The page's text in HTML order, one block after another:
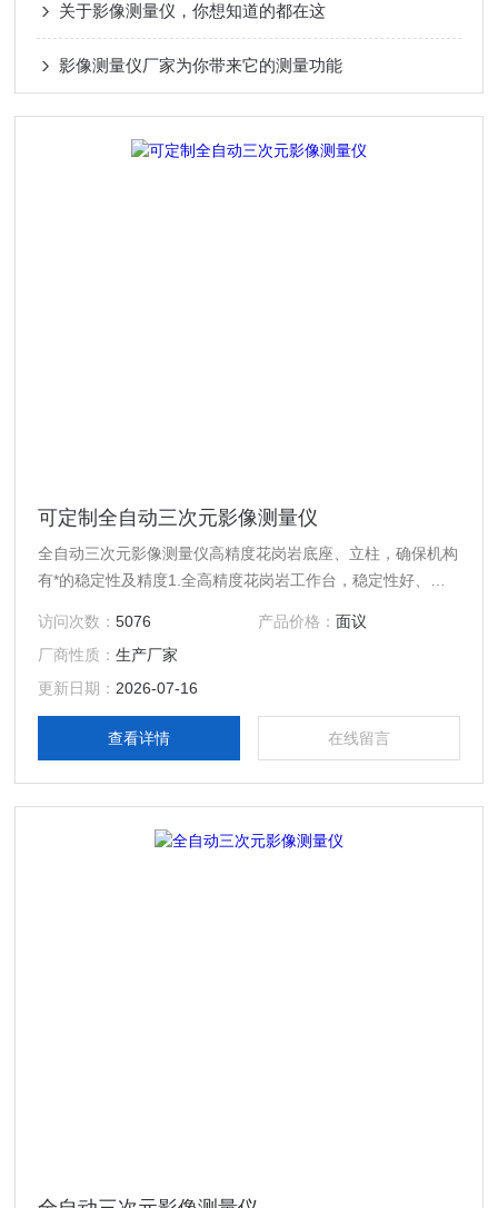
关于影像测量仪，你想知道的都在这
影像测量仪厂家为你带来它的测量功能
可定制全自动三次元影像测量仪
全自动三次元影像测量仪高精度花岗岩底座、立柱，确保机构
有*的稳定性及精度1.全高精度花岗岩工作台，稳定性好、强
度高、无背隙3.高集成全闭环控制系统，三轴直流伺服电机4.
高解析度、高分辨率工业专用彩色CCD，确保拥有高质量的
测量画面。
访问次数：5076 产品价格： 面议
厂商性质：生产厂家
更新日期： 2026-07-16
查看详情 在线留言